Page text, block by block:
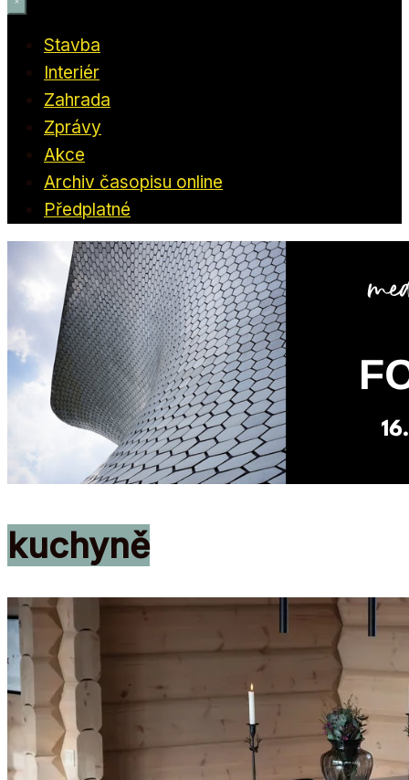
Stavba
Interiér
Zahrada
Zprávy
Akce
Archiv časopisu online
Předplatné
kuchyně